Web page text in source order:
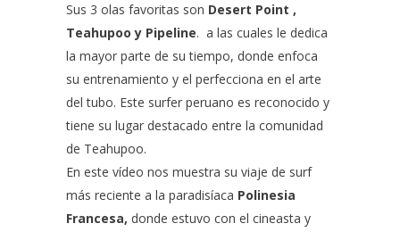
Sus 3 olas favoritas son Desert Point ,
Teahupoo y Pipeline. a las cuales le dedica
la mayor parte de su tiempo, donde enfoca
su entrenamiento y el perfecciona en el arte
del tubo. Este surfer peruano es reconocido y
tiene su lugar destacado entre la comunidad
de Teahupoo.
En este vídeo nos muestra su viaje de surf
más reciente a la paradisíaca Polinesia
Francesa, donde estuvo con el cineasta y